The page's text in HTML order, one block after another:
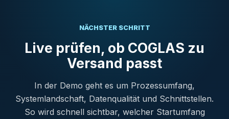
NÄCHSTER SCHRITT
Live prüfen, ob COGLAS zu
Versand passt
In der Demo geht es um Prozessumfang,
Systemlandschaft, Datenqualität und Schnittstellen.
So wird schnell sichtbar, welcher Startumfang